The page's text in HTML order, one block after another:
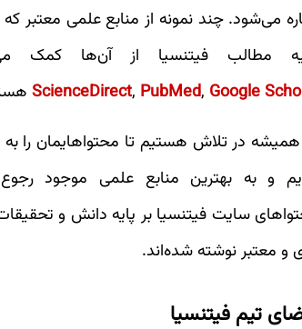
می‌شود. چند نمونه از منابع علمی معتبر که
مطالب فیتنسیا از آن‌ها کمک
ScienceDirect, PubMed, Google
در تلاش هستیم تا محتواهایمان را به
و به بهترین منابع علمی موجود
سایت فیتنسیا بر پایه دانش و
و معتبر نوشته شده‌اند.
تیم فیتنسیا